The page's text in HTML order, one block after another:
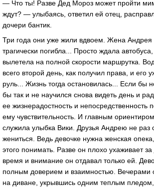
— Что ты! Разве Дед Мороз может пройти
ждут? — улыбаясь, ответил ей отец,
дочери бантик.
Три года они уже жили вдвоем. Жена Андрея
трагически погибла... Просто ждала автобуса,
вылетела на полной скорости маршрутка.
всего второй день, как получил права, и его
руль... Жизнь тогда остановилась... Если бы
бы так и не научился снова видеть день и
ее жизнерадостность и непосредственность
ему чувствительность. И главным
служила улыбка Вики. Друзья Андрею не раз
жениться. Ведь девочке нужна женская
этого понимать. Разве он плохо ухаживает
время и внимание он отдавал только ей.
полным доверием и взаимностью. Вечерами
на диване, укрывшись одним теплым пледом,